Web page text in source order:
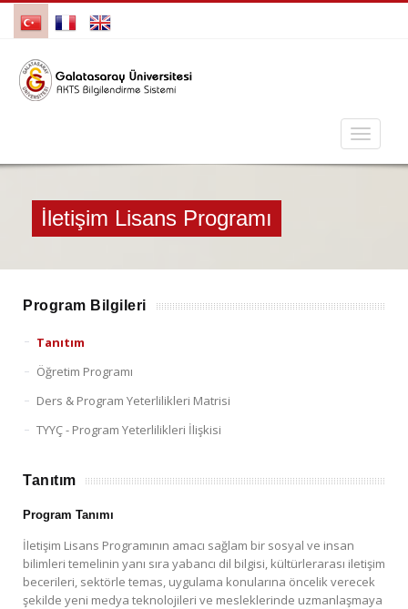
İletişim Lisans Programı
Program Bilgileri
Tanıtım
Öğretim Programı
Ders & Program Yeterlilikleri Matrisi
TYYÇ - Program Yeterlilikleri İlişkisi
Tanıtım
Program Tanımı
İletişim Lisans Programının amacı sağlam bir sosyal ve insan
bilimleri temelinin yanı sıra yabancı dil bilgisi, kültürlerarası iletişim
becerileri, sektörle temas, uygulama konularına öncelik verecek
şekilde yeni medya teknolojileri ve mesleklerinde uzmanlaşmaya